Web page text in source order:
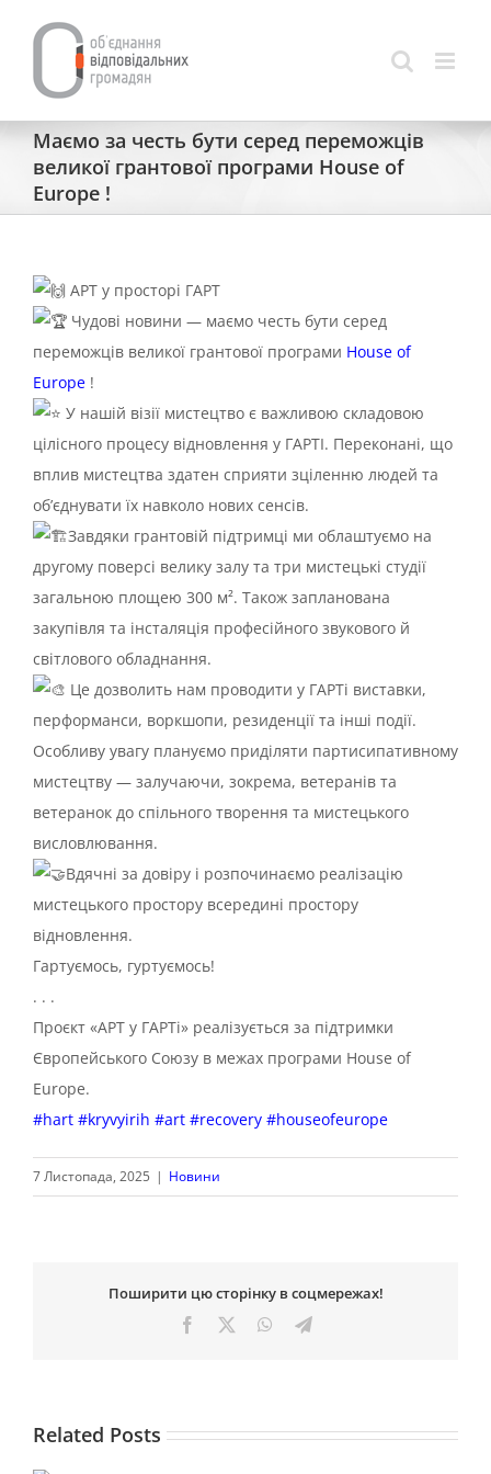
content
Маємо за честь бути серед переможців
великої грантової програми House of
Europe !
АРТ у просторі ГАРТ
Чудові новини — маємо честь бути серед
переможців великої грантової програми House of
Europe !
У нашій візії мистецтво є важливою складовою
цілісного процесу відновлення у ГАРТІ. Переконані, що
вплив мистецтва здатен сприяти зціленню людей та
об’єднувати їх навколо нових сенсів.
Завдяки грантовій підтримці ми облаштуємо на
другому поверсі велику залу та три мистецькі студії
загальною площею 300 м². Також запланована
закупівля та інсталяція професійного звукового й
світлового обладнання.
Це дозволить нам проводити у ГАРТі виставки,
перформанси, воркшопи, резиденції та інші події.
Особливу увагу плануємо приділяти партисипативному
мистецтву — залучаючи, зокрема, ветеранів та
ветеранок до спільного творення та мистецького
висловлювання.
Вдячні за довіру і розпочинаємо реалізацію
мистецького простору всередині простору
відновлення.
Гартуємось, гуртуємось!
. . .
Проєкт «АРТ у ГАРТі» реалізується за підтримки
Європейського Союзу в межах програми House of
Europe.
#hart #kryvyirih #art #recovery #houseofeurope
7 Листопада, 2025 | Новини
Поширити цю сторінку в соцмережах!
Facebook WhatsAppTelegram
Related Posts